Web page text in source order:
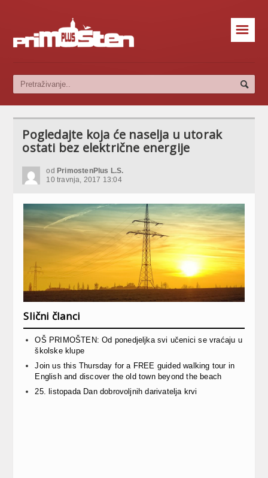
☰
Pogledajte koja će naselja u utorak
ostati bez električne energije
od PrimostenPlus L.S.
10 travnja, 2017 13:04
Slični članci
OŠ PRIMOŠTEN: Od ponedjeljka svi učenici se vraćaju u
školske klupe
Join us this Thursday for a FREE guided walking tour in
English and discover the old town beyond the beach
25. listopada Dan dobrovoljnih darivatelja krvi